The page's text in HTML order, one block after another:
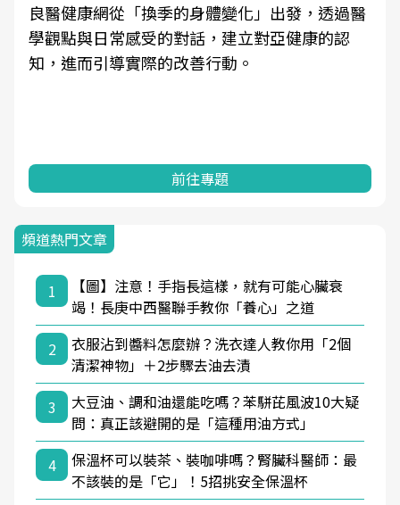
良醫健康網從「換季的身體變化」出發，透過醫
學觀點與日常感受的對話，建立對亞健康的認
知，進而引導實際的改善行動。
前往專題
頻道熱門文章
1
【圖】注意！手指長這樣，就有可能心臟衰
竭！長庚中西醫聯手教你「養心」之道
2
衣服沾到醬料怎麼辦？洗衣達人教你用「2個
清潔神物」＋2步驟去油去漬
3
大豆油、調和油還能吃嗎？苯駢芘風波10大疑
問：真正該避開的是「這種用油方式」
4
保溫杯可以裝茶、裝咖啡嗎？腎臟科醫師：最
不該裝的是「它」！5招挑安全保溫杯